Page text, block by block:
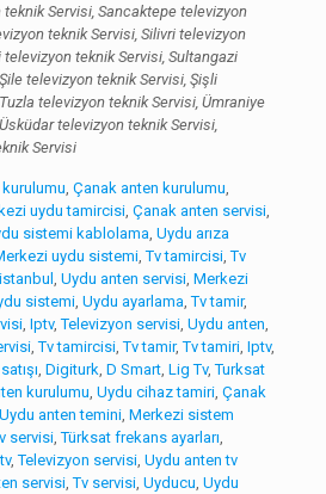
Servisi, Sancaktepe televizyon
teknik Servisi, Silivri televizyon
teknik Servisi, Sultangazi
televizyon teknik Servisi, Şişli
televizyon teknik Servisi, Ümraniye
televizyon teknik Servisi,
Servisi
Çanak anten kurulumu
uydu tamircisi, Çanak anten servisi,
sistemi kablolama Uydu arıza
uydu sistemi,Tv tamircisi,Tv
Uydu anten servisi, Merkezi
sistemi, Uydu ayarlama ,Tv tamir,
, Iptv,Televizyon servisi, Uydu anten
,Tv tamircisi,Tv tamir,Tv tamiri, Iptv,
Digiturk D Smart, Lig Tv,Turksat
kurulumu Uydu cihaz tamiri, Çanak
Uydu anten temini, Merkezi sistem
servisi,Türksat frekans ayarları
,Televizyon servisi, Uydu anten tv
servisi,Tv servisi, Uyducu Uydu